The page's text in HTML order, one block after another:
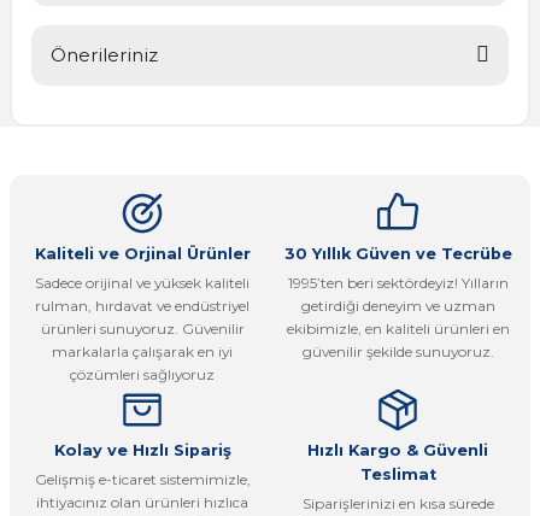
Önerileriniz
Görüş ve önerileriniz için teşekkür ederiz.
Ürün resmi kalitesiz, bozuk veya görüntülenemiyor.
Ürün açıklamasında eksik bilgiler bulunuyor.
Ürün bilgilerinde hatalar bulunuyor.
Ürün fiyatı diğer sitelerden daha pahalı.
Bu ürüne benzer farklı alternatifler olmalı.
Kaliteli ve Orjinal Ürünler
Sadece orijinal ve yüksek kaliteli
rulman, hırdavat ve endüstriyel
ürünleri sunuyoruz. Güvenilir
markalarla çalışarak en iyi
çözümleri sağlıyoruz
30 Yıllık Güven ve Tecrübe
1995’ten beri sektördeyiz! Yılların
getirdiği deneyim ve uzman
ekibimizle, en kaliteli ürünleri en
güvenilir şekilde sunuyoruz.
Kolay ve Hızlı Sipariş
Gelişmiş e-ticaret sistemimizle,
ihtiyacınız olan ürünleri hızlıca
Hızlı Kargo & Güvenli
Teslimat
Siparişlerinizi en kısa sürede